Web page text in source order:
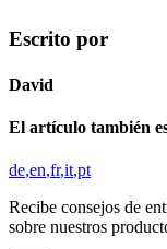
Escrito por
David
El artículo también
de en fr it pt
Recibe consejos de
sobre nuestros